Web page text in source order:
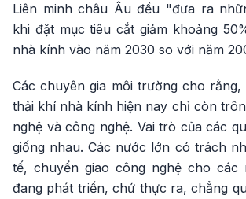
Liên minh châu Âu đều "đưa ra
khi đặt mục tiêu cắt giảm khoảng
nhà kính vào năm 2030 so với năm
Các chuyên gia môi trường cho rằng,
thải khí nhà kính hiện nay chỉ còn
nghệ và công nghệ. Vai trò của các
giống nhau. Các nước lớn có trách
tế, chuyển giao công nghệ cho các
đang phát triển, chứ thực ra, chẳng